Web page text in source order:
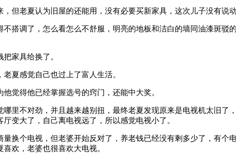
但老夏认为旧屋的还能用，没有必要买新家具，这次儿子没有说动
搭调了，怎么看怎么不舒服，明亮的地板和洁白的墙同油漆斑
家具给换了。
夏感觉自己也过上了富人生活。
觉得他已经掌握选号的窍门，还能中大奖。
里不对劲，并且越来越别扭，最终老夏发现原来是电视机太旧了
变大了，自己离电视远了，所以感觉电视小了。
换个电视，但老婆开始反对了，养老钱已经没有剩多少了，有
欢，老婆也很喜欢大电视。